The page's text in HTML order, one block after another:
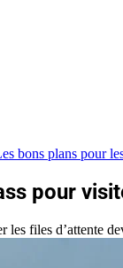
bons plans pour
pour
files d’attente